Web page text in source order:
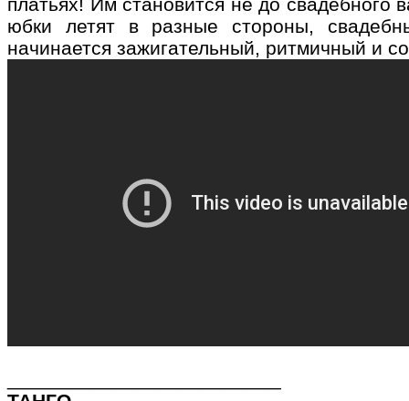
юбки летят в разные стороны,
начинается зажигательный, ритмичный и